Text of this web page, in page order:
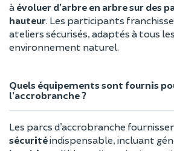
à évoluer d’arbre en arbre sur des
hauteur . Les participants
ateliers sécurisés, adaptés à tous
environnement naturel.
Quels équipements sont fournis
l’accrobranche ?
Les parcs d’accrobranche
sécuritéindispensable, incluant